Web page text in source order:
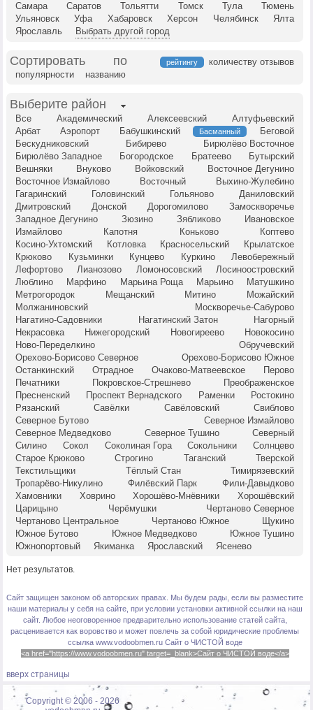
Самара
Саратов Тольятти Томск Тула
Тюмень
Ульяновск
Уфа Хабаровск Херсон Челябинск
Ялта
Ярославль
Выбрать другой город
Сортировать по рейтингу
количеству отзывов
популярности
названию
Выберите район
Все Академический Алексеевский
Алтуфьевский
Арбат
Аэропорт Бабушкинский Басманный
Беговой
Бескудниковский
Бибирево
Бирюлёво Восточное
Бирюлёво Западное
Богородское Братеево
Бутырский
Вешняки
Внуково Войковский
Восточное Дегунино
Восточное Измайлово
Восточный
Выхино-Жулебино
Гагаринский
Головинский Гольяново
Даниловский
Дмитровский
Донской Дорогомилово
Замоскворечье
Западное Дегунино
Зюзино Зябликово
Ивановское
Измайлово
Капотня Коньково
Коптево
Косино-Ухтомский
Котловка Красносельский
Крылатское
Крюково
Кузьминки Кунцево Куркино
Левобережный
Лефортово
Лианозово Ломоносовский
Лосиноостровский
Люблино
Марфино Марьина Роща Марьино
Матушкино
Метрогородок
Мещанский Митино
Можайский
Молжаниновский
Москворечье-Сабурово
Нагатино-Садовники
Нагатинский Затон
Нагорный
Некрасовка
Нижегородский Новогиреево
Новокосино
Ново-Переделкино
Обручевский
Орехово-Борисово Северное
Орехово-Борисово Южное
Останкинский
Отрадное Очаково-Матвеевское
Перово
Печатники
Покровское-Стрешнево
Преображенское
Пресненский
Проспект Вернадского Раменки
Ростокино
Рязанский
Савёлки Савёловский
Свиблово
Северное Бутово
Северное Измайлово
Северное Медведково
Северное Тушино
Северный
Силино
Сокол Соколиная Гора Сокольники
Солнцево
Старое Крюково
Строгино Таганский
Тверской
Текстильщики
Тёплый Стан
Тимирязевский
Тропарёво-Никулино
Филёвский Парк
Фили-Давыдково
Хамовники
Ховрино Хорошёво-Мнёвники
Хорошёвский
Царицыно
Черёмушки
Чертаново Северное
Чертаново Центральное
Чертаново Южное
Щукино
Южное Бутово
Южное Медведково
Южное Тушино
Южнопортовый
Якиманка Ярославский Ясенево
Нет результатов.
Сайт защищен законом об авторских правах. Мы будем рады, если вы разместите
наши материалы у себя на сайте, при условии установки активной ссылки на наш
сайт. Любое неоговоренное предварительно использование статей сайта,
расценивается как воровство и может повлечь за собой юридические проблемы
ссылка www.vodoobmen.ru Сайт о ЧИСТОЙ воде
<a href="https://www.vodoobmen.ru" target=_blank>Сайт о ЧИСТОЙ воде</a>
вверх страницы
Copyright © 2006 - 2026